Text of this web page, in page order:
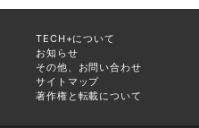
TECH+について
お知らせ
その他、お問い合わせ
サイトマップ
著作権と転載について